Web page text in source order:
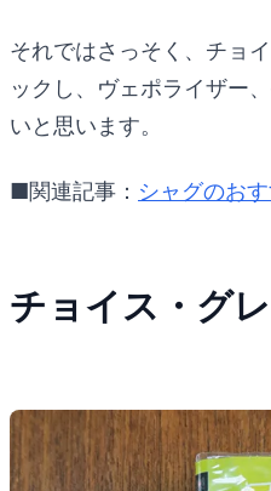
それではさっそく、チョ
ックし、ヴェポライザー
いと思います。
■関連記事： シャグのお
チョイス・グ